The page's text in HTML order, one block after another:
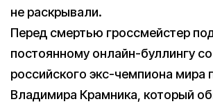
не раскрывали.
Перед смертью гроссмейстер
постоянному онлайн-буллингу
российского экс-чемпиона мира
Владимира Крамника, который